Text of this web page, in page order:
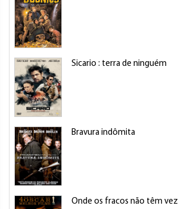
Sicario : terra de ninguém
Bravura indômita
Onde os fracos não têm vez